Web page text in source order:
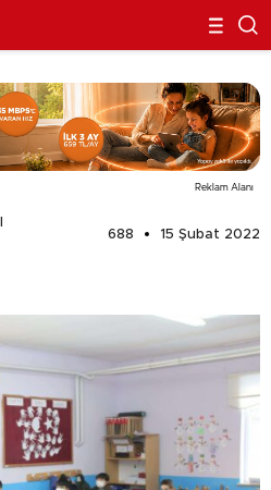
Reklam Alanı
688
15 Şubat 2022